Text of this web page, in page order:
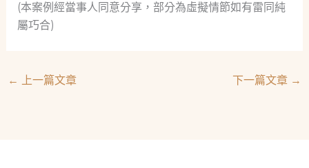
(本案例經當事人同意分享，部分為虛擬情節如有雷同純
屬巧合)
← 上一篇文章 下一篇文章 →